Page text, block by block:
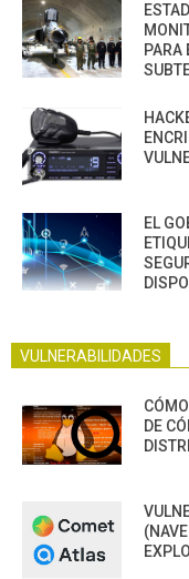
PARA
EL
VULNERABILIDADES
DE